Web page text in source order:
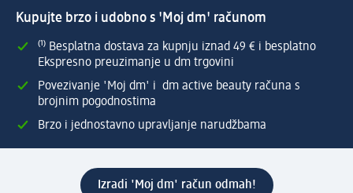
Kupujte brzo i udobno s 'Moj dm' računom
⁽¹⁾ Besplatna dostava za kupnju iznad 49 € i besplatno
Ekspresno preuzimanje u dm trgovini
Povezivanje 'Moj dm' i dm active beauty računa s
brojnim pogodnostima
Brzo i jednostavno upravljanje narudžbama
Izradi 'Moj dm' račun odmah!